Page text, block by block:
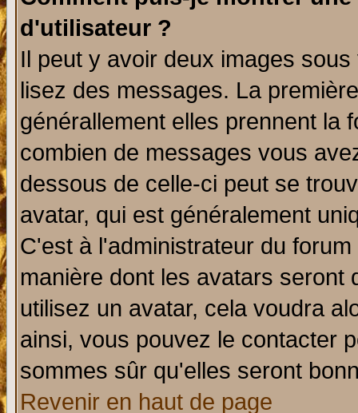
d'utilisateur ?
Il peut y avoir deux images
lisez des messages. La
générallement elles prennent la
combien de messages vous
dessous de celle-ci peut se
avatar, qui est généralement
C'est à l'administrateur du
manière dont les avatars seront
utilisez un avatar, cela voudra
ainsi, vous pouvez le contacter
sommes sûr qu'elles seront
Revenir en haut de page